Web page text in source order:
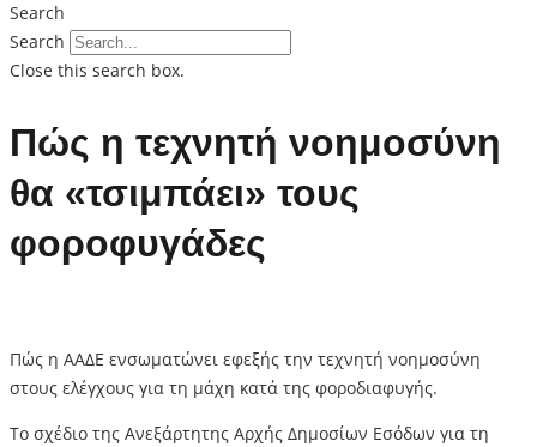
Search
Search
Close this search box.
Πώς η τεχνητή νοημοσύνη
θα «τσιμπάει» τους
φοροφυγάδες
Πώς η ΑΑΔΕ ενσωματώνει εφεξής την τεχνητή νοημοσύνη
στους ελέγχους για τη μάχη κατά της φοροδιαφυγής.
Το σχέδιο της Ανεξάρτητης Αρχής Δημοσίων Εσόδων για τη